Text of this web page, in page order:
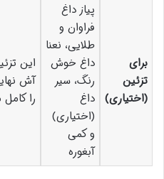
برای
تزئین
(اختیاری)
پیاز داغ
فراوان و
طلایی، نعنا
داغ خوش
رنگ، سیر
داغ
(اختیاری)
و کمی
آبغوره
این
آش
را